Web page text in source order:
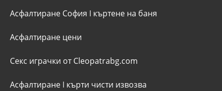
Асфалтиране София I къртене на баня
Асфалтиране цени
Секс играчки от Cleopatrabg.com
Асфалтиране I кърти чисти извозва